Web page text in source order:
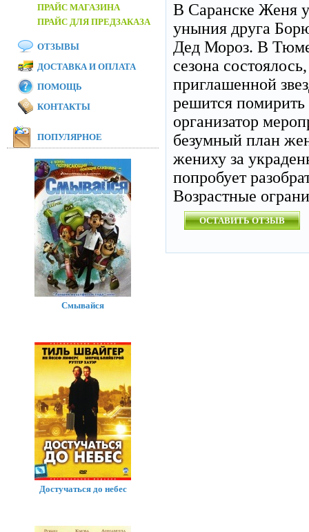
В Саранске Женя
уныния друга
Дед Мороз. В
сезона
приглашенной
решится
организатор
безумный план
жениху за
попробует
Возрастные
ОСТАВИТЬ ОТЗЫВ
ПРАЙС МАГАЗИНА
ПРАЙС ДЛЯ ПРЕДЗАКАЗА
ОТЗЫВЫ
ДОСТАВКА И ОПЛАТА
ПОМОЩЬ
КОНТАКТЫ
ПОПУЛЯРНОЕ
Смывайся
Достучаться до небес